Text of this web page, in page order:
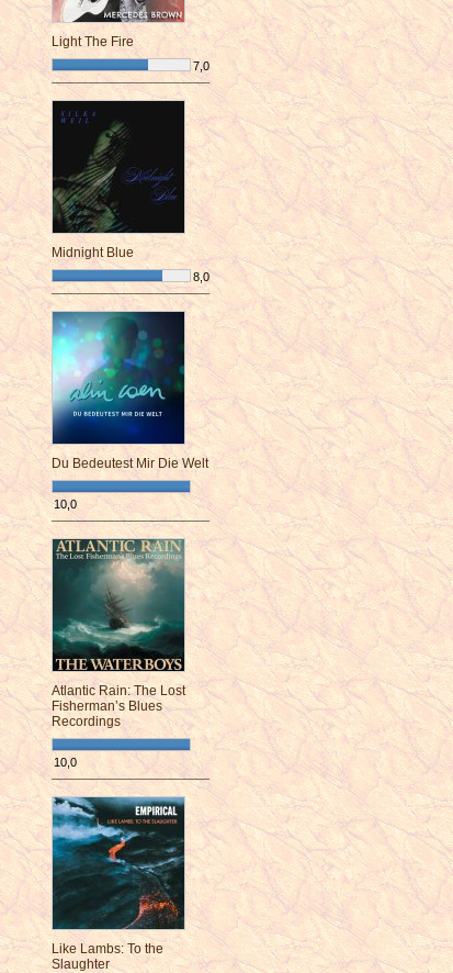
Light The Fire
7,0
¯¯¯¯¯¯¯¯¯¯¯¯¯¯¯¯¯¯¯¯¯¯¯¯
Midnight Blue
8,0
¯¯¯¯¯¯¯¯¯¯¯¯¯¯¯¯¯¯¯¯¯¯¯¯
Du Bedeutest Mir Die Welt
10,0
¯¯¯¯¯¯¯¯¯¯¯¯¯¯¯¯¯¯¯¯¯¯¯¯
Atlantic Rain: The Lost
Fisherman’s Blues
Recordings
10,0
¯¯¯¯¯¯¯¯¯¯¯¯¯¯¯¯¯¯¯¯¯¯¯¯
Like Lambs: To the
Slaughter